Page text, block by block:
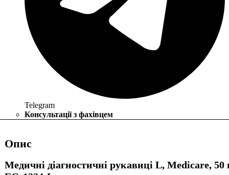
Telegram
Консультації з фахівцем
Опис
Медичні діагностичні рукавиці L, Medicare, 50